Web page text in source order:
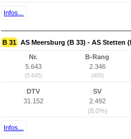
Infos...
B 31 AS Meersburg (B 33) - AS Stetten
Nr.
5.643
(5.645)
B-Rang
2.346
(400)
DTV
31.152
SV
2.492
(8,0%)
Infos...